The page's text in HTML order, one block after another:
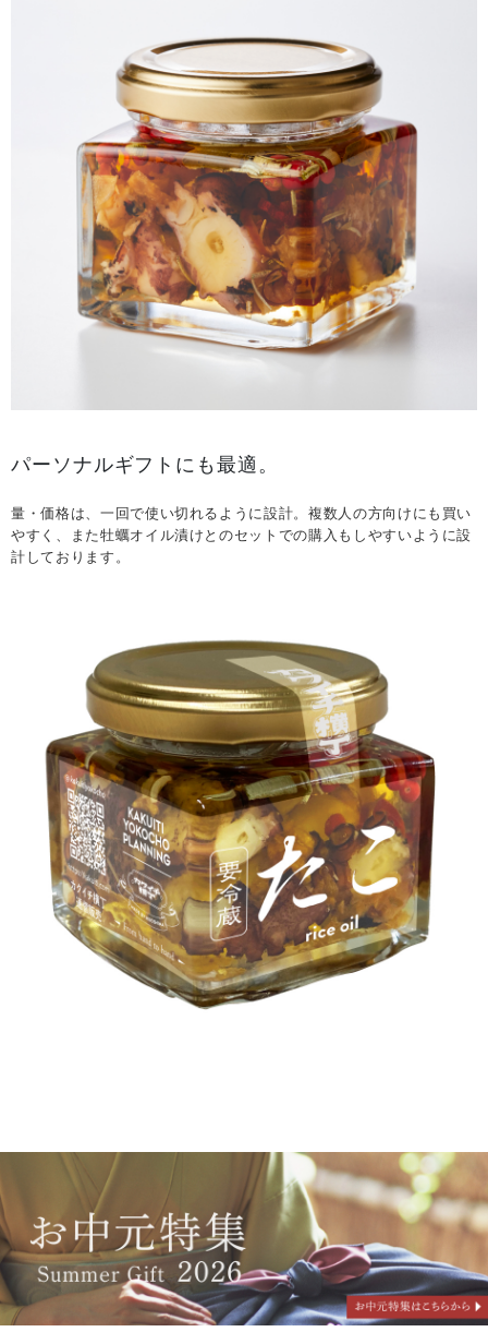
パーソナルギフトにも最適。
量・価格は、一回で使い切れるように設計。複数人の方向けにも買い
やすく、また牡蠣オイル漬けとのセットでの購入もしやすいように設
計しております。